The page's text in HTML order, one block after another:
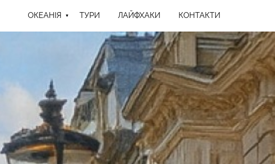
ОКЕАНІЯ ТУРИ ЛАЙФХАКИ КОНТАКТИ